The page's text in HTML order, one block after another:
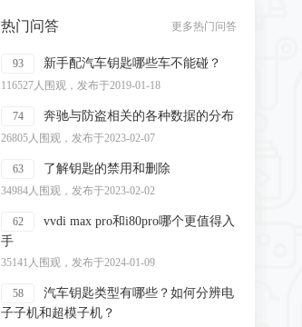
热门问答 更多热门问答
93 新手配汽车钥匙哪些车不能碰？
116527人围观，发布于2019-01-18
74 奔驰与防盗相关的各种数据的分布
26805人围观，发布于2023-02-07
63 了解钥匙的禁用和删除
34984人围观，发布于2023-02-02
62
vvdi max pro和i80pro哪个更值得入
手
35141人围观，发布于2024-01-09
58
汽车钥匙类型有哪些？如何分辨电
子子机和超模子机？